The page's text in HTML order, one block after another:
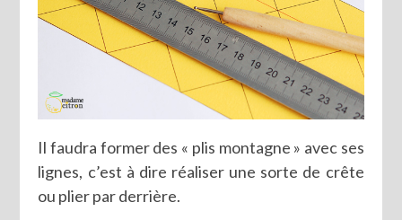
Il faudra former des « plis montagne » avec ses
lignes, c’est à dire réaliser une sorte de crête
ou plier par derrière.